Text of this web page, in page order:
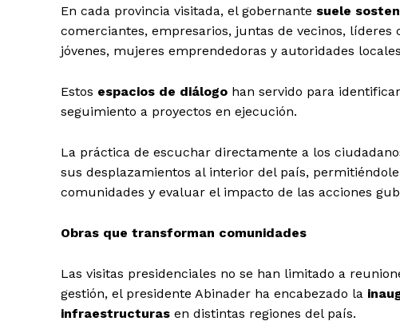
En cada provincia visitada, el gobernante suele
comerciantes, empresarios, juntas de vecinos, líderes
jóvenes, mujeres emprendedoras y autoridades
Estos espacios de diálogo han servido para
seguimiento a proyectos en ejecución.
La práctica de escuchar directamente a los
sus desplazamientos al interior del país, permitiéndole
comunidades y evaluar el impacto de las acciones
Obras que transforman comunidades
Las visitas presidenciales no se han limitado a
gestión, el presidente Abinader ha encabezado la
infraestructuras en distintas regiones del país.